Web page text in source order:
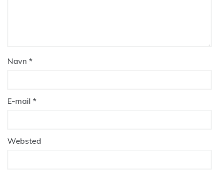
Navn *
E-mail *
Websted